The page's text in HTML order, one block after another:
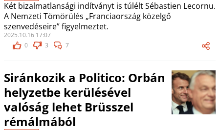
Két bizalmatlansági indítványt is túlélt Sébastien Lecornu.
A Nemzeti Tömörülés „Franciaország közelgő
szenvedéseire” figyelmeztet.
2025.10.16 17:07
0
3 7
Siránkozik a Politico: Orbán
helyzetbe kerülésével
valóság lehet Brüsszel
rémálmából